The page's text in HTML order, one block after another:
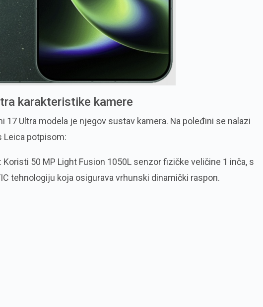
karakteristike kamere
17 Ultra modela je njegov sustav kamera. Na poleđini se nalazi
Leica potpisom:
Koristi 50 MP Light Fusion 1050L senzor fizičke veličine 1 inča, s
tehnologiju koja osigurava vrhunski dinamički raspon.